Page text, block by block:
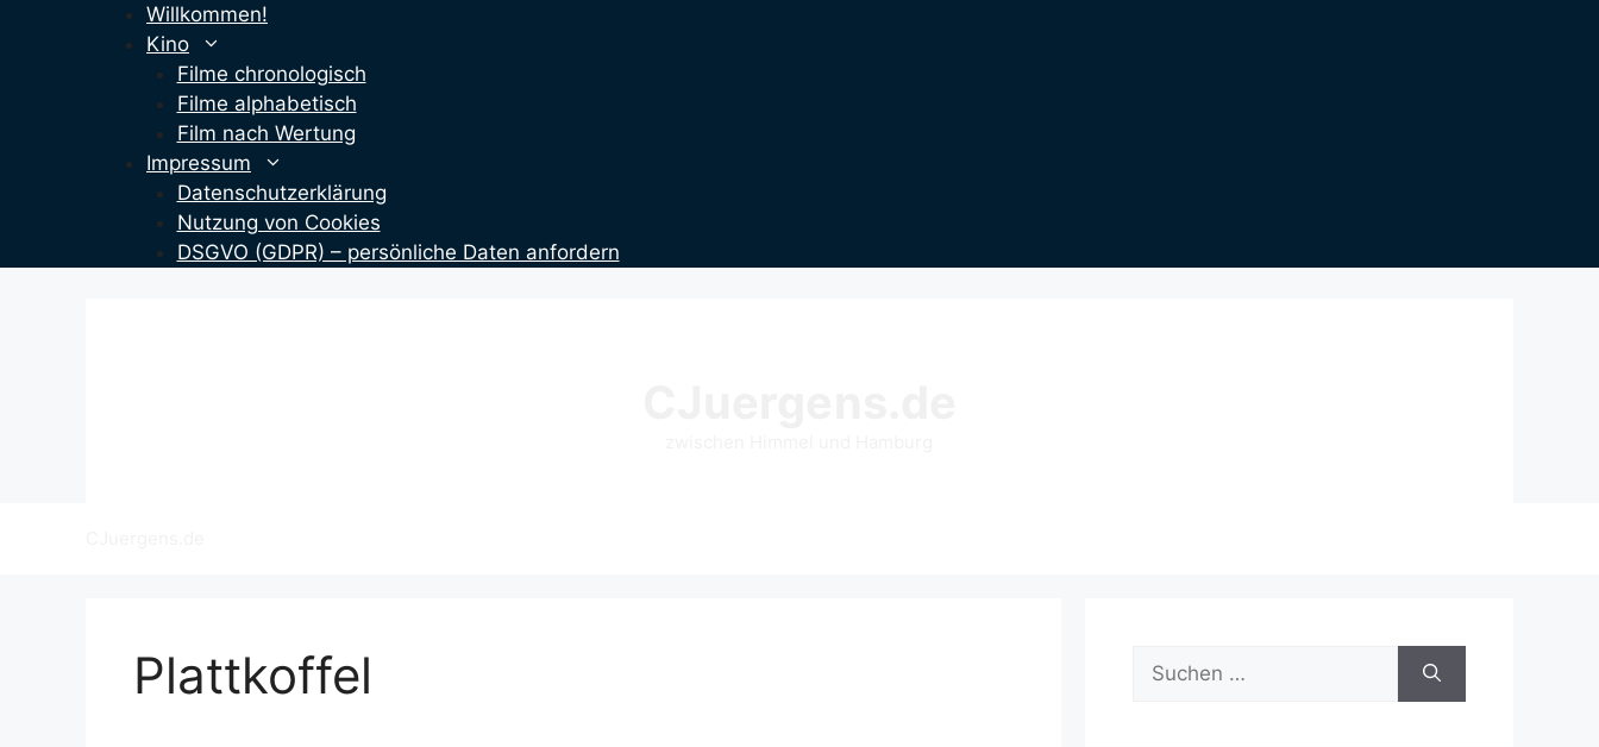
Willkommen!
Kino
Filme chronologisch
Filme alphabetisch
Film nach Wertung
Impressum
Datenschutzerklärung
Nutzung von Cookies
DSGVO (GDPR) – persönliche Daten anfordern
Plattkoffel
nach: